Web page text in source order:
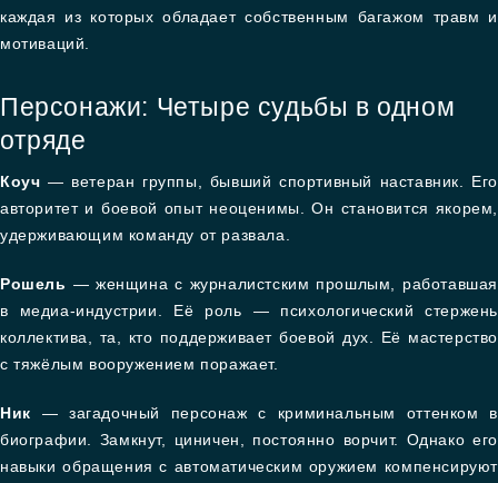
каждая из которых обладает собственным багажом травм и
мотиваций.
Персонажи: Четыре судьбы в одном
отряде
Коуч — ветеран группы, бывший спортивный наставник. Его
авторитет и боевой опыт неоценимы. Он становится якорем,
удерживающим команду от развала.
Рошель — женщина с журналистским прошлым, работавшая
в медиа-индустрии. Её роль — психологический стержень
коллектива, та, кто поддерживает боевой дух. Её мастерство
с тяжёлым вооружением поражает.
Ник — загадочный персонаж с криминальным оттенком в
биографии. Замкнут, циничен, постоянно ворчит. Однако его
навыки обращения с автоматическим оружием компенсируют